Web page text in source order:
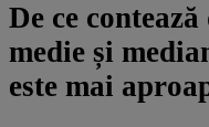
De ce
medie și
este mai